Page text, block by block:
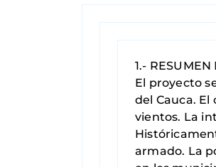
1.- RESUMEN
El proyecto
del Cauca.
vientos. La
armado. La